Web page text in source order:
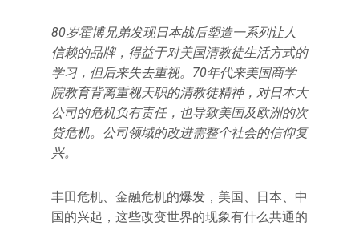
80岁霍博兄弟发现日本战后塑造一系列让人
信赖的品牌，得益于对美国清教徒生活方式的
学习，但后来失去重视。70年代来美国商学
院教育背离重视天职的清教徒精神，对日本大
公司的危机负有责任，也导致美国及欧洲的次
贷危机。公司领域的改进需整个社会的信仰复
兴。
丰田危机、金融危机的爆发，美国、日本、中
国的兴起，这些改变世界的现象有什么共通的